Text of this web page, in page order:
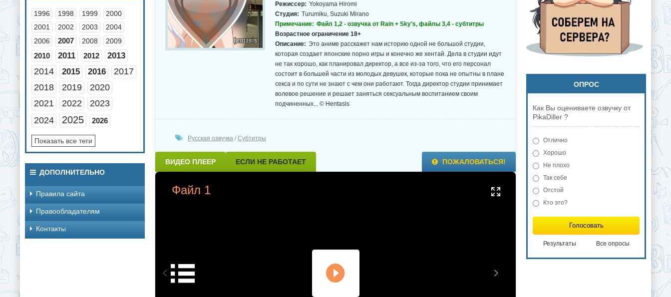
Режиссер: Yokoyama Hiromi
Студия: Turumiku, Suzuki Mirano
Примечание: Файл 1,2 - озвучка от Rain + Sky's, файлы 3,4 - субтитры
Возрастное ограничение 18+
Описание: Это аниме расскажет нам историю одной не большой студии,
которая создает японские порно игры и конечно же хентай. Дела в студии идут
не так хорошо, как планировал директор, а все из-за того, что его персонал
состоит в большей части из молодых девушек, которые пока не опытны в плане
секса и по сути не знают с чем они работают. Тогда директор студии принимает
волевое решение и решает заняться сексуальным воспитанием своим
подчиненных... © Hentasis
Русская озвучка / Субтитры
ВИДЕО ПЛЕЕР ЕСЛИ НЕ РАБОТАЕТ ПОЖАЛОВАТЬСЯ!
Файл 1
1996 1998 1999
2000
2001
2002 2003
2004
2006
2007 2008 2009
2010 2011 2012 2013
2014 2015 2016
2017
2018
2019
2020
2021
2022
2023
2024
2025 2026
Показать все теги
ДОПОЛНИТЕЛЬНО
Правила сайта
Правообладателям
Контакты
ОПРОС
Как Вы оцениваете озвучку от
PikaDiller ?
Отлично
Хорошо
Не плохо
Так себе
Отстой
Кто это?
Голосовать
Результаты Все опросы